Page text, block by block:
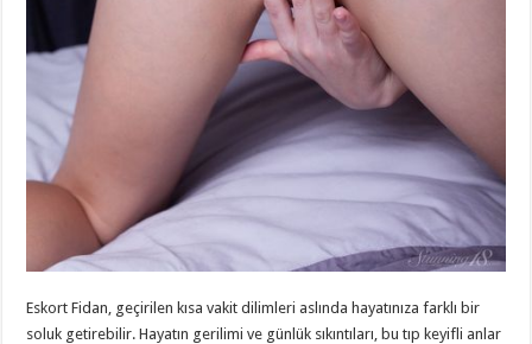
Eskort Fidan, geçirilen kısa vakit dilimleri aslında hayatınıza farklı bir
soluk getirebilir. Hayatın gerilimi ve günlük sıkıntıları, bu tıp keyifli anlar